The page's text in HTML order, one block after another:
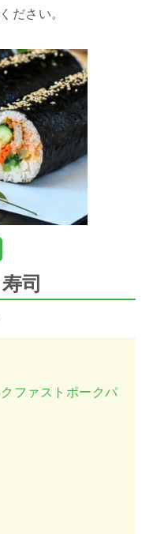
ださい。
司
ファストポークパ